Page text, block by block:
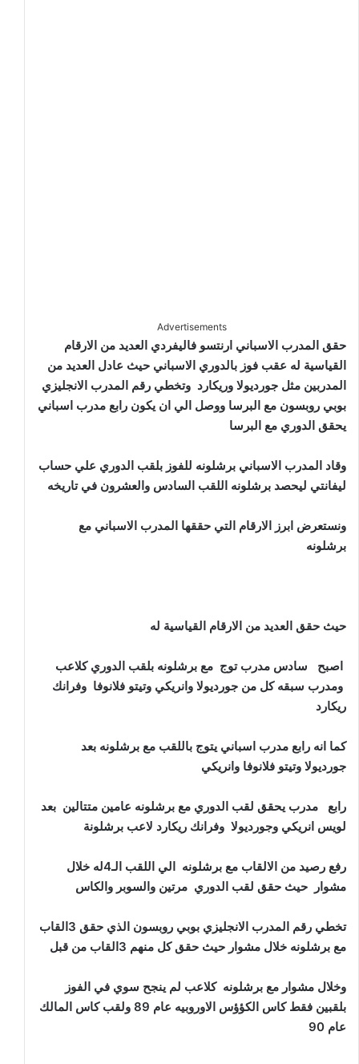
Advertisements
حقق المدرب الاسباني ارنتسو فاليفردي العديد من الارقام
القياسية له عقب فوز بالدوري الاسباني حيث عادل العديد من
المدربين مثل جورديولا وريكارد وتخطي رقم المدرب الانجليزي
بوبي روبسون مع البرسا ووصل الي ان يكون رابع مدرب اسباني
يحقق الدوري مع البرسا
وقاد المدرب الاسباني برشلونه للفوز بلقب الدوري علي حساب
ليفانتي ليحصد برشلونه اللقب السادس والعشرون في تاريخه
ونستعرض ابرز الارقام التي حققها المدرب الاسباني مع
برشلونه
حيث حقق العديد من الارقام القياسية له
اصبح سادس مدرب توج مع برشلونه بلقب الدوري كلاعب
ومدرب سبقه كل من جورديولا وانريكي وتيتو فلانوفا وفرانك
ريكارد
كما انه رابع مدرب اسباني يتوج باللقب مع برشلونه بعد
جورديولا وتيتو فلانوفا وانريكي
رابع مدرب يحقق لقب الدوري مع برشلونه عامين متتالين بعد
لويس انريكي وجورديولا وفرانك ريكارد لاعب برشلونة
رفع رصيد من الالقاب مع برشلونه الي اللقب الـ4له خلال
مشوار حيث حقق لقب الدوري مرتين والسوبر والكاس
تخطي رقم المدرب الانجليزي بوبي روبسون الذي حقق 3القاب
مع برشلونه خلال مشوار حيث حقق كل منهم 3القاب من قبل
وخلال مشوار مع برشلونه كلاعب لم ينجح سوي في الفوز
بلقبين فقط كاس الكؤؤس الاوروبيه عام 89 ولقب كاس المالك
عام 90